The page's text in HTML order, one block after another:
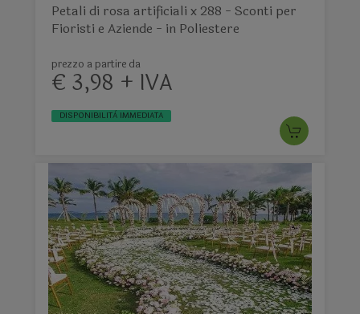
Petali di rosa artificiali x 288 - Sconti per
Fioristi e Aziende - in Poliestere
prezzo a partire da
€ 3,98 + IVA
DISPONIBILITÀ IMMEDIATA